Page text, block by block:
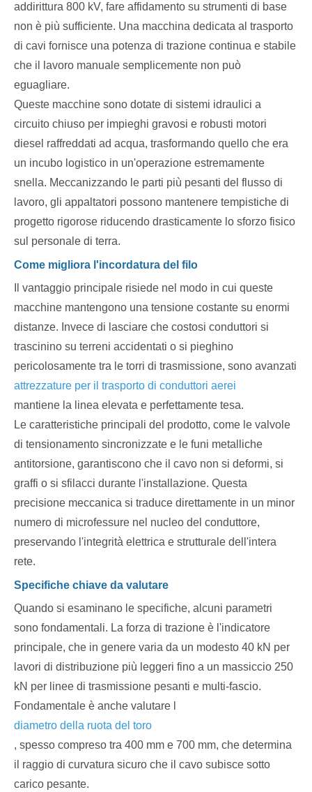
addirittura 800 kV, fare affidamento su strumenti di base
non è più sufficiente. Una macchina dedicata al trasporto
di cavi fornisce una potenza di trazione continua e stabile
che il lavoro manuale semplicemente non può
eguagliare.
Queste macchine sono dotate di sistemi idraulici a
circuito chiuso per impieghi gravosi e robusti motori
diesel raffreddati ad acqua, trasformando quello che era
un incubo logistico in un'operazione estremamente
snella. Meccanizzando le parti più pesanti del flusso di
lavoro, gli appaltatori possono mantenere tempistiche di
progetto rigorose riducendo drasticamente lo sforzo fisico
sul personale di terra.
Come migliora l'incordatura del filo
Il vantaggio principale risiede nel modo in cui queste
macchine mantengono una tensione costante su enormi
distanze. Invece di lasciare che costosi conduttori si
trascinino su terreni accidentati o si pieghino
pericolosamente tra le torri di trasmissione, sono avanzati
attrezzature per il trasporto di conduttori aerei
mantiene la linea elevata e perfettamente tesa.
Le caratteristiche principali del prodotto, come le valvole
di tensionamento sincronizzate e le funi metalliche
antitorsione, garantiscono che il cavo non si deformi, si
graffi o si sfilacci durante l'installazione. Questa
precisione meccanica si traduce direttamente in un minor
numero di microfessure nel nucleo del conduttore,
preservando l'integrità elettrica e strutturale dell'intera
rete.
Specifiche chiave da valutare
Quando si esaminano le specifiche, alcuni parametri
sono fondamentali. La forza di trazione è l'indicatore
principale, che in genere varia da un modesto 40 kN per
lavori di distribuzione più leggeri fino a un massiccio 250
kN per linee di trasmissione pesanti e multi-fascio.
Fondamentale è anche valutare l
diametro della ruota del toro
, spesso compreso tra 400 mm e 700 mm, che determina
il raggio di curvatura sicuro che il cavo subisce sotto
carico pesante.